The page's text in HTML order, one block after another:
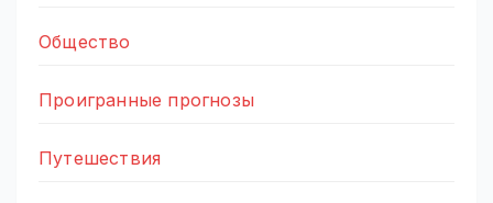
Общество
Проигранные прогнозы
Путешествия